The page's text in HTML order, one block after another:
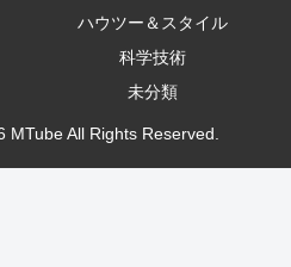
ハウツー＆スタイル
科学技術
未分類
All Rights Reserved.